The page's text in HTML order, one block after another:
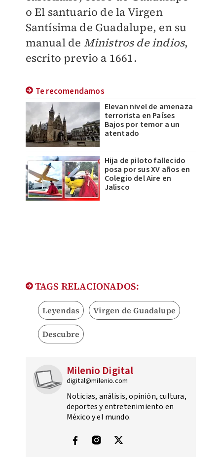
o El santuario de la Virgen
Santísima de Guadalupe, en su
manual de Ministros de indios,
escrito previo a 1661.
Te recomendamos
Elevan nivel de amenaza
terrorista en Países
Bajos por temor a un
atentado
Hija de piloto fallecido
posa por sus XV años en
Colegio del Aire en
Jalisco
TAGS RELACIONADOS:
Leyendas Virgen de Guadalupe
Descubre
Milenio Digital
digital@milenio.com
Noticias, análisis, opinión, cultura,
deportes y entretenimiento en
México y el mundo.